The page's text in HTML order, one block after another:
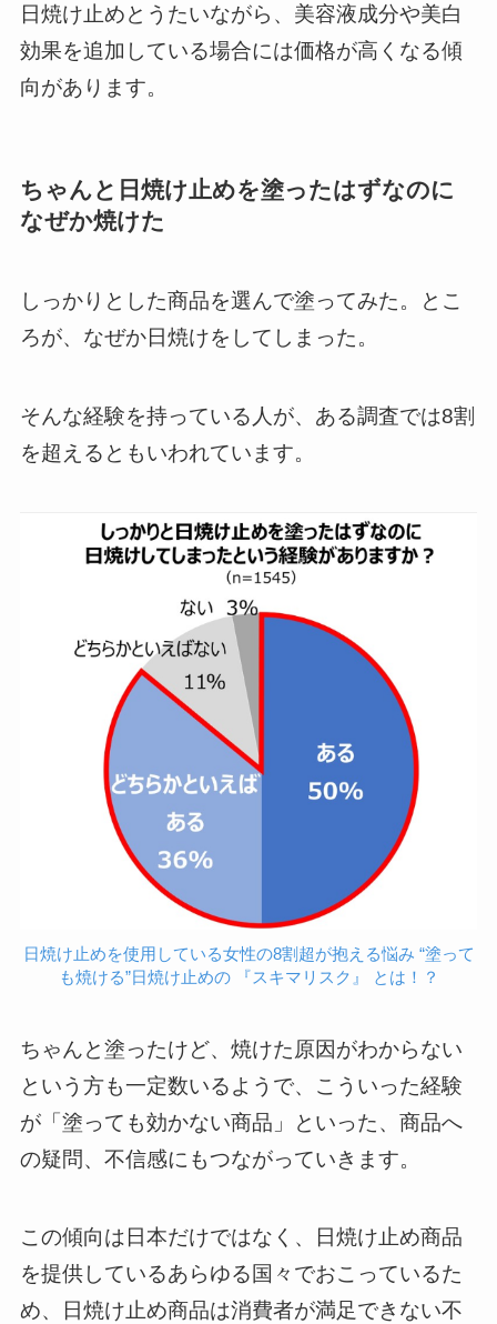
日焼け止めとうたいながら、美容液成分や美白
効果を追加している場合には価格が高くなる傾
向があります。
ちゃんと日焼け止めを塗ったはずなのに
なぜか焼けた
しっかりとした商品を選んで塗ってみた。とこ
ろが、なぜか日焼けをしてしまった。
そんな経験を持っている人が、ある調査では8割
を超えるともいわれています。
日焼け止めを使用している女性の8割超が抱える悩み “塗って
も焼ける”日焼け止めの 『スキマリスク』 とは！？
ちゃんと塗ったけど、焼けた原因がわからない
という方も一定数いるようで、こういった経験
が「塗っても効かない商品」といった、商品へ
の疑問、不信感にもつながっていきます。
この傾向は日本だけではなく、日焼け止め商品
を提供しているあらゆる国々でおこっているた
め、日焼け止め商品は消費者が満足できない不